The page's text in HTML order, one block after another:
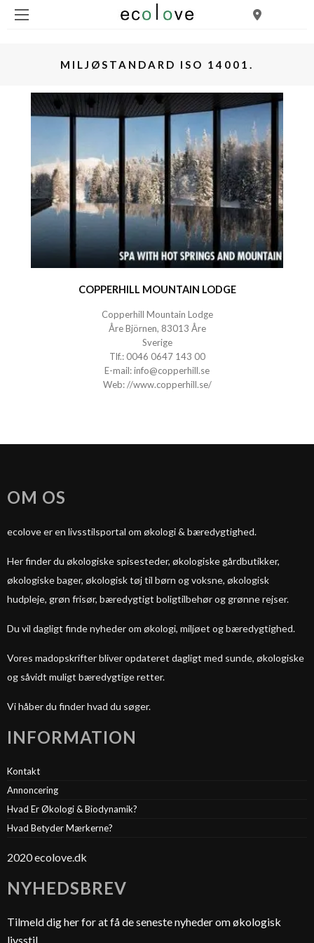
MILJØSTANDARD ISO 14001.
COPPERHILL MOUNTAIN LODGE
Copperhill Mountain Lodge
Åre Björnen, 83013 Åre
Sverige
Tlf.: 0046 0647 143 00
E-mail:info@copperhill.se
Web://www.copperhill.se/
OM OS
ecolove er en livsstilsportal om økologi & bæredygtighed.
Her finder du økologiske spisesteder, økologiske gårdbutikker,
økologiske bager, økologisk tøj til børn og voksne, økologisk
hudpleje, grøn frisør, bæredygtigt boligtilbehør og grønne rejser.
Du vil dagligt finde nyheder om økologi, miljøet og bæredygtighed.
Vores madopskrifter bliver opdateret dagligt med sunde, økologiske
og såvidt muligt bæredygtige retter.
Vi håber du finder hvad du søger.
INFORMATION
Kontakt
Annoncering
Hvad Er Økologi & Biodynamik?
Hvad Betyder Mærkerne?
2020 ecolove.dk
NYHEDSBREV
Tilmeld dig her for at få de seneste nyheder om økologisk
livsstil.